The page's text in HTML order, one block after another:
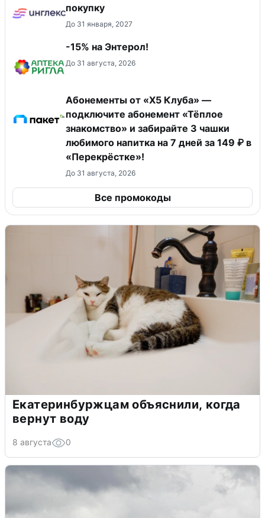
покупку
До 31 января, 2027
-15% на Энтерол!
До 31 августа, 2026
Абонементы от «Х5 Клуба» —
подключите абонемент «Тёплое
знакомство» и забирайте 3 чашки
любимого напитка на 7 дней за 149 ₽ в
«Перекрёстке»!
До 31 августа, 2026
Все промокоды
Екатеринбуржцам объяснили, когда
вернут воду
8 августа 0